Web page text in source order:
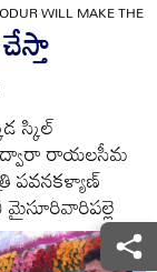
WILL MAKE THE
స్కిల్‌
రాయలసీమ
పవనకళ్యాణ్‌
మైసూరివారిపల్లె